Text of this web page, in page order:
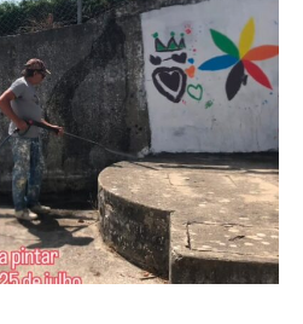
online
Exclusivos para
anual
o plano